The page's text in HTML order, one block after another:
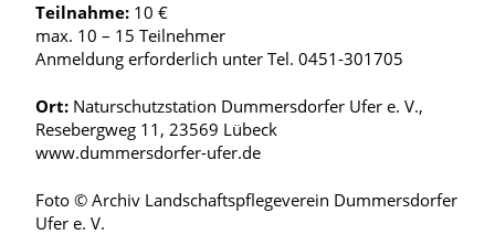
Teilnahme: 10 €
max. 10 – 15 Teilnehmer
Anmeldung erforderlich unter Tel. 0451-301705
Ort: Naturschutzstation Dummersdorfer Ufer e. V.,
Resebergweg 11, 23569 Lübeck
www.dummersdorfer-ufer.de
Foto © Archiv Landschaftspflegeverein Dummersdorfer
Ufer e. V.